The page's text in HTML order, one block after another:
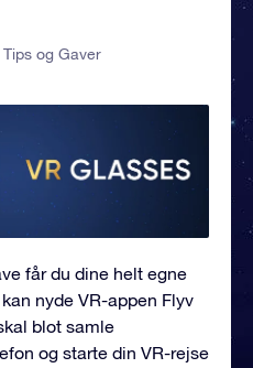
Tips og Gaver
får du dine helt egne
nyde VR-appen Flyv
blot samle
og starte din VR-rejse